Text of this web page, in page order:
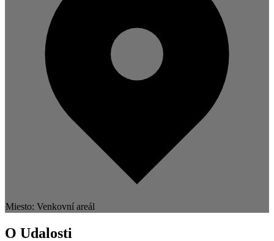
Miesto: Venkovní areál
O Udalosti